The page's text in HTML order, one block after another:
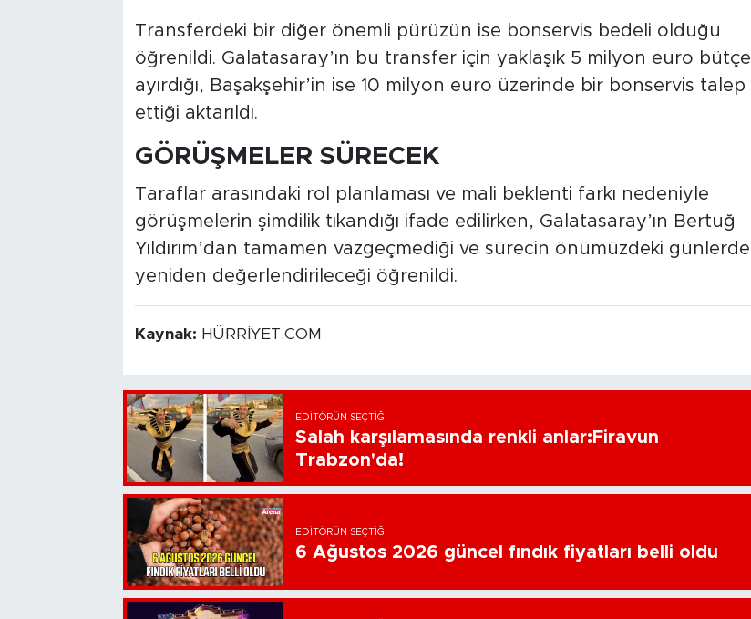
Transferdeki bir diğer önemli pürüzün ise bonservis bedeli olduğu
öğrenildi. Galatasaray’ın bu transfer için yaklaşık 5 milyon euro bütçe
ayırdığı, Başakşehir’in ise 10 milyon euro üzerinde bir bonservis talep
ettiği aktarıldı.
GÖRÜŞMELER SÜRECEK
Taraflar arasındaki rol planlaması ve mali beklenti farkı nedeniyle
görüşmelerin şimdilik tıkandığı ifade edilirken, Galatasaray’ın Bertuğ
Yıldırım’dan tamamen vazgeçmediği ve sürecin önümüzdeki günlerde
yeniden değerlendirileceği öğrenildi.
Kaynak: HÜRRİYET.COM
EDITÖRÜN SEÇTIĞI
Salah karşılamasında renkli anlar:Firavun
Trabzon'da!
EDITÖRÜN SEÇTIĞI
6 Ağustos 2026 güncel fındık fiyatları belli oldu